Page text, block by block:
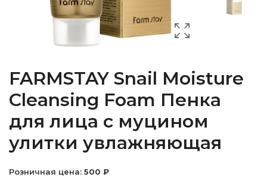
FARMSTAY Snail Moisture
Cleansing Foam Пенка
для лица с муцином
улитки увлажняющая
Розничная цена: 500 ₽